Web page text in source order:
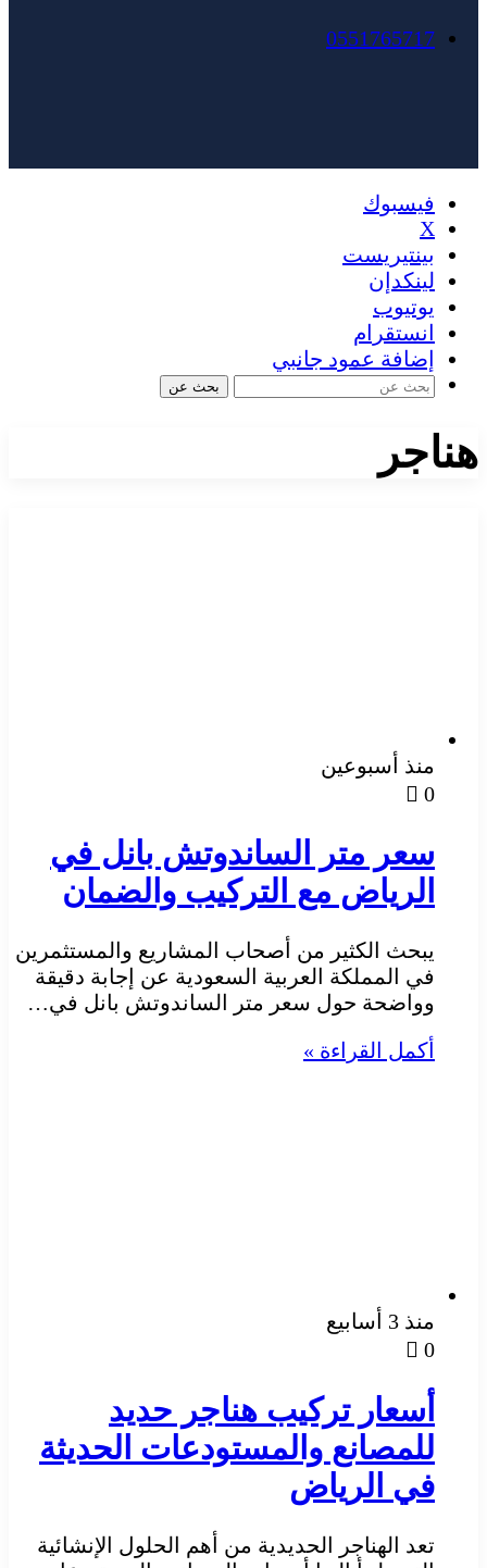
0551765717
فيسبوك
X
بينتيريست
لينكدإن
يوتيوب
انستقرام
إضافة عمود جانبي
بحث عن
هناجر
منذ أسبوعين
0
سعر متر الساندوتش بانل في
الرياض مع التركيب والضمان
يبحث الكثير من أصحاب المشاريع والمستثمرين
في المملكة العربية السعودية عن إجابة دقيقة
وواضحة حول سعر متر الساندوتش بانل في…
أكمل القراءة »
منذ 3 أسابيع
0
أسعار تركيب هناجر حديد
للمصانع والمستودعات الحديثة
في الرياض
تعد الهناجر الحديدية من أهم الحلول الإنشائية